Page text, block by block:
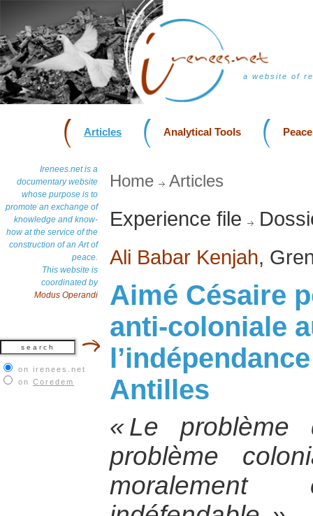
a website of
Articles Analytical Tools
Irenees.net is a
documentary website
whose purpose is to
promote an exchange of
knowledge and know-
how at the service of the
construction of an Art of
peace.
This website is
coordinated by
Modus Operandi
on irenees.net
on Coredem
Home Articles
Experience file
Ali Babar Kenjah,
Aimé Césaire
anti-coloniale
Antilles
« Le
problème
moralement